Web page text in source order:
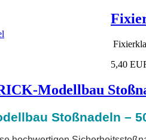
5,40
Modellbau
Stoßnadeln –